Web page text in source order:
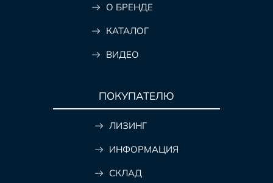
О БРЕНДЕ
КАТАЛОГ
ВИДЕО
ПОКУПАТЕЛЮ
ЛИЗИНГ
ИНФОРМАЦИЯ
СКЛАД